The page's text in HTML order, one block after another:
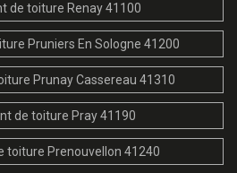
de toiture Renay 41100
Pruniers En Sologne 41200
Prunay Cassereau 41310
de toiture Pray 41190
toiture Prenouvellon 41240